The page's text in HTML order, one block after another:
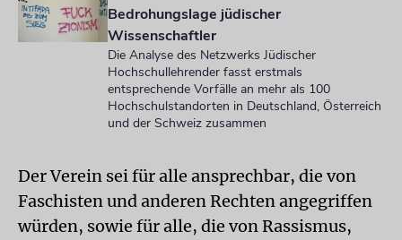
Bedrohungslage jüdischer
Wissenschaftler
Die Analyse des Netzwerks Jüdischer
Hochschullehrender fasst erstmals
entsprechende Vorfälle an mehr als 100
Hochschulstandorten in Deutschland, Österreich
und der Schweiz zusammen
Der Verein sei für alle ansprechbar, die von
Faschisten und anderen Rechten angegriffen
würden, sowie für alle, die von Rassismus,